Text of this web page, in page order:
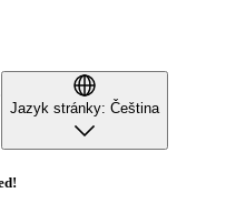
Jazyk stránky: Čeština